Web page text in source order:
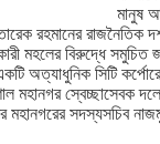
মানুষ
রহমানের
মহলের বিরুদ্ধে
একটি অত্যাধুনিক সিটি
মহানগর স্বেচ্ছাসেবক
সদস্যসচিব